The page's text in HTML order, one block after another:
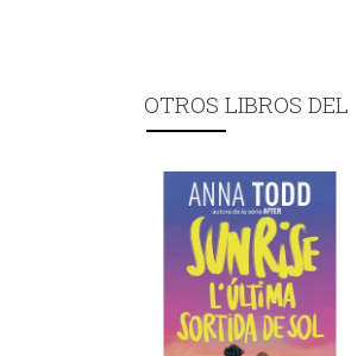
OTROS LIBROS